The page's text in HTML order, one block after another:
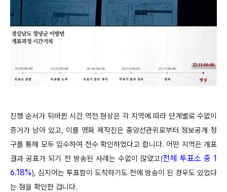
진행 순서가 뒤바뀐 시간 역전 현상은 각 지역에 따라 단계별로 수없이
증거가 남아 있고, 이를 영화 제작진은 중앙선관위로부터 정보공개 청
구를 통해 모두 입수하여 전수 확인하였다고 합니다. 어떤 지역은 개표
결과 공표가 되기 전 방송된 사례는 수없이 많았고(전체 투표소 중 1
6.18%), 심지어는 투표함이 도착하기도 전에 방송이 된 경우도 있었다
는 점을 확인한 겁니다.